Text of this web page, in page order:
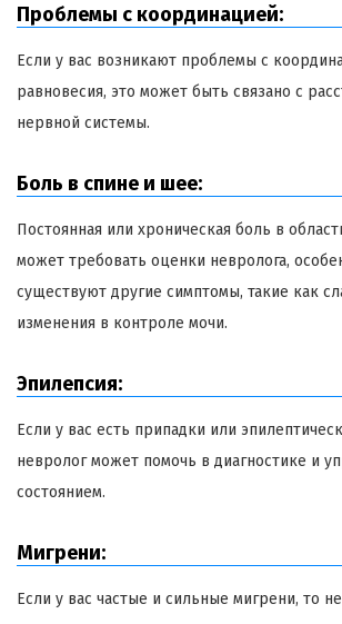
Проблемы с координацией:
Если у вас возникают проблемы с
равновесия, это может быть связано с
нервной системы.
Боль в спине и шее:
Постоянная или хроническая боль в
может требовать оценки невролога,
существуют другие симптомы, такие как
изменения в контроле мочи.
Эпилепсия:
Если у вас есть припадки или
невролог может помочь в диагностике и
состоянием.
Мигрени:
Если у вас частые и сильные мигрени, то